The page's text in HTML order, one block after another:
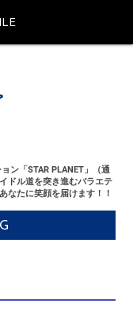
ン「STAR PLANET」（通
ドル道を突き進むバラエテ
なたに笑顔を届けます！！